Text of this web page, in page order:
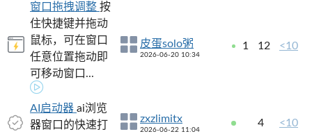
窗口拖拽调整 按
住快捷键并拖动
鼠标，可在窗口
任意位置拖动即
可移动窗口...
皮蛋solo粥
2026-06-20 10:34
1 12 <10
AI启动器 ai浏览
器窗口的快速打
zxzlimitx
2026-06-22 11:04
4 <10